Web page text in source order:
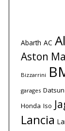
Abarth AC
Aston
Bizzarrini
garages Datsun
Honda Iso
Lancia